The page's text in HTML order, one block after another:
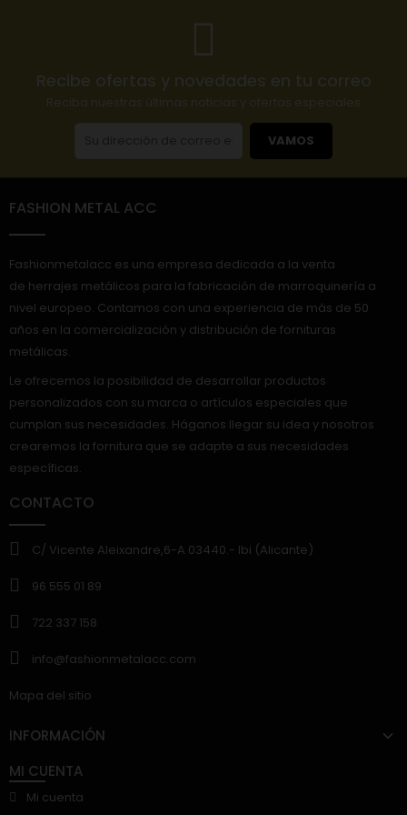
Recibe ofertas y novedades en tu correo
Reciba nuestras últimas noticias y ofertas especiales
VAMOS
FASHION METAL ACC
Fashionmetalacc es una empresa dedicada a la venta
de herrajes metálicos para la fabricación de marroquinería a
nivel europeo. Contamos con una experiencia de más de 50
años en la comercialización y distribución de fornituras
metálicas.
Le ofrecemos la posibilidad de desarrollar productos
personalizados con su marca o artículos especiales que
cumplan sus necesidades. Háganos llegar su idea y nosotros
crearemos la fornitura que se adapte a sus necesidades
específicas.
CONTACTO
C/ Vicente Aleixandre,6-A 03440.- Ibi (Alicante)
96 555 01 89
722 337 158
info@fashionmetalacc.com
Mapa del sitio
INFORMACIÓN
MI CUENTA
Mi cuenta